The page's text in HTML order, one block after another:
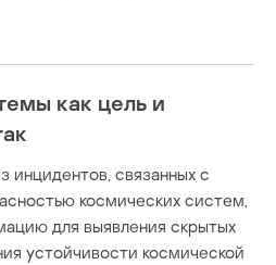
как цель и
инцидентов, связанных с
космических систем,
для выявления скрытых
устойчивости космической